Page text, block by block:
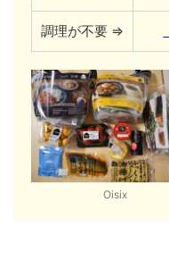
調理が不要 ⇒
Oisix